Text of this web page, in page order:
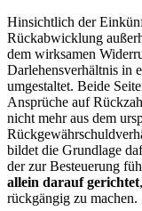
Hinsichtlich der
Rückabwicklung
dem wirksamen
Darlehensverhältnis in
umgestaltet. Beide
Ansprüche auf
nicht mehr aus dem
bildet die Grundlage
der zur Besteuerung
allein darauf gerichtet
rückgängig zu machen.